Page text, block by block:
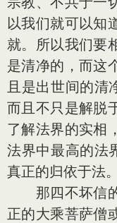
以我们就可以知
就。所以我们要
是清净的，而这
且是出世间的清
而且不只是解脱
了解法界的实相
法界中最高的法
真正的归依于法。
那四不坏信的
正的大乘菩萨僧